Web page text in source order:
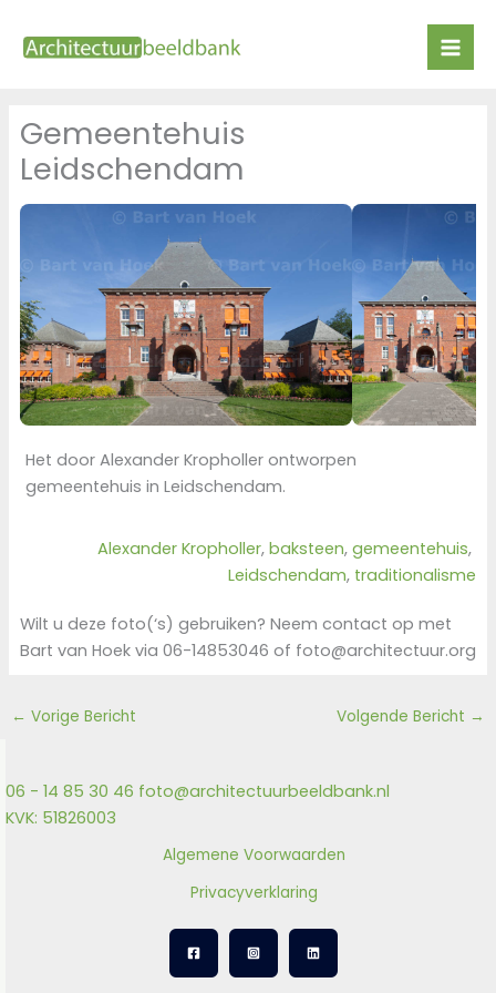
naar
Gemeentehuis
Leidschendam
Het door Alexander Kropholler ontworpen
gemeentehuis in Leidschendam.
Alexander Kropholler, baksteen, gemeentehuis
Leidschendam, traditionalisme
Wilt u deze foto(‘s) gebruiken? Neem contact op met
Bart van Hoek via 06-14853046 of foto@architectuur.org
← Vorige Bericht Volgende Bericht →
06 - 14 85 30 46 foto@architectuurbeeldbank.nl
KVK: 51826003
Algemene Voorwaarden
Privacyverklaring